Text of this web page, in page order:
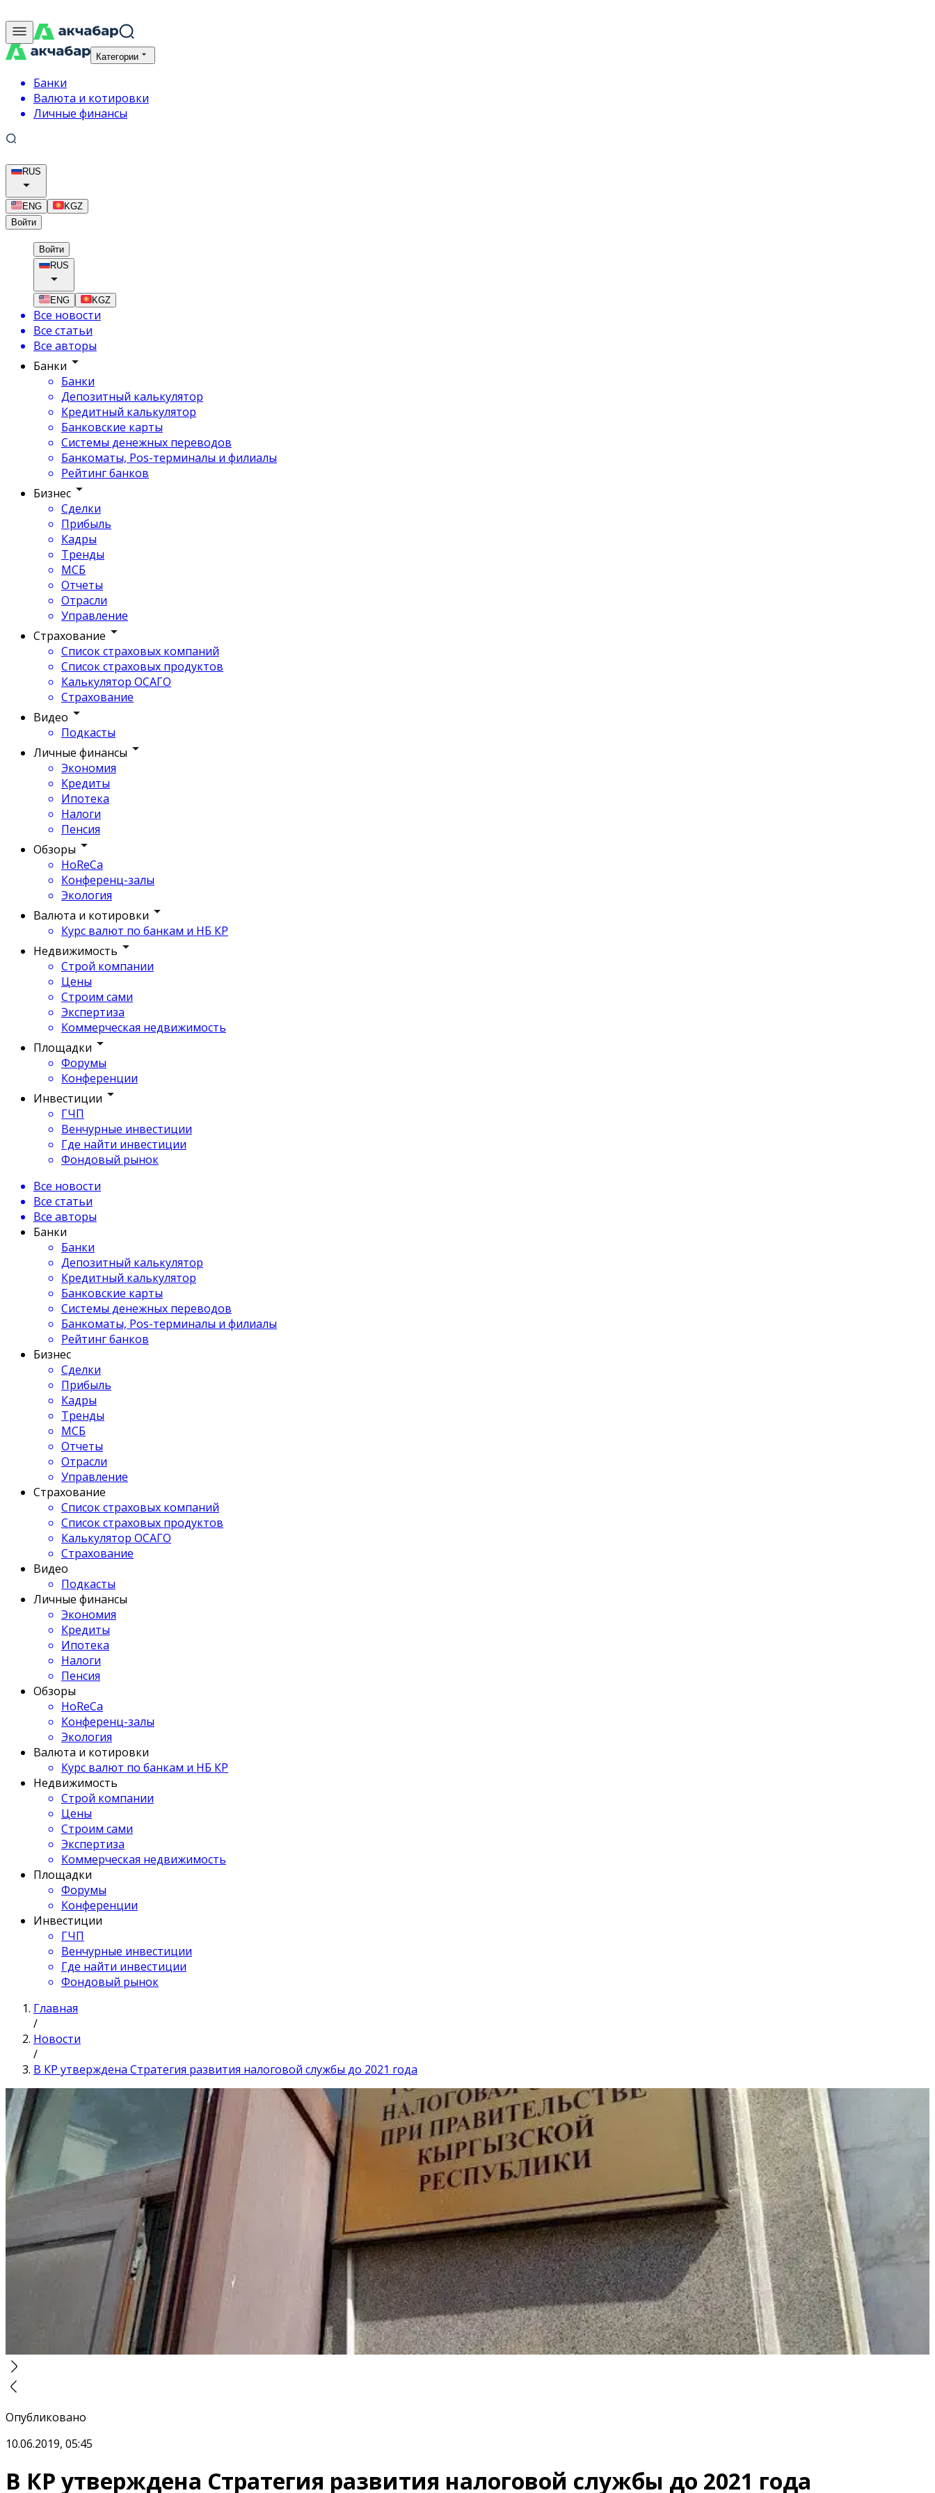
Категории
Банки
Валюта и котировки
Личные финансы
RUS
ENG
KGZ
Войти
Войти
RUS
ENG KGZ
Все новости
Все статьи
Все авторы
Банки
Банки
Депозитный калькулятор
Кредитный калькулятор
Банковские карты
Системы денежных переводов
Банкоматы, Pos-терминалы и филиалы
Рейтинг банков
Бизнес
Сделки
Прибыль
Кадры
Тренды
МСБ
Отчеты
Отрасли
Управление
Страхование
Список страховых компаний
Список страховых продуктов
Калькулятор ОСАГО
Страхование
Видео
Подкасты
Личные финансы
Экономия
Кредиты
Ипотека
Налоги
Пенсия
Обзоры
HoReCa
Конференц-залы
Экология
Валюта и котировки
Курс валют по банкам и НБ КР
Недвижимость
Строй компании
Цены
Строим сами
Экспертиза
Коммерческая недвижимость
Площадки
Форумы
Конференции
Инвестиции
ГЧП
Венчурные инвестиции
Где найти инвестиции
Фондовый рынок
Все новости
Все статьи
Все авторы
Банки
Банки
Депозитный калькулятор
Кредитный калькулятор
Банковские карты
Системы денежных переводов
Банкоматы, Pos-терминалы и филиалы
Рейтинг банков
Бизнес
Сделки
Прибыль
Кадры
Тренды
МСБ
Отчеты
Отрасли
Управление
Страхование
Список страховых компаний
Список страховых продуктов
Калькулятор ОСАГО
Страхование
Видео
Подкасты
Личные финансы
Экономия
Кредиты
Ипотека
Налоги
Пенсия
Обзоры
HoReCa
Конференц-залы
Экология
Валюта и котировки
Курс валют по банкам и НБ КР
Недвижимость
Строй компании
Цены
Строим сами
Экспертиза
Коммерческая недвижимость
Площадки
Форумы
Конференции
Инвестиции
ГЧП
Венчурные инвестиции
Где найти инвестиции
Фондовый рынок
Главная
/
Новости
/
В КР утверждена Стратегия развития налоговой службы до 2021 года
Опубликовано
10.06.2019, 05:45
В КР утверждена Стратегия развития налоговой службы до 2021 года